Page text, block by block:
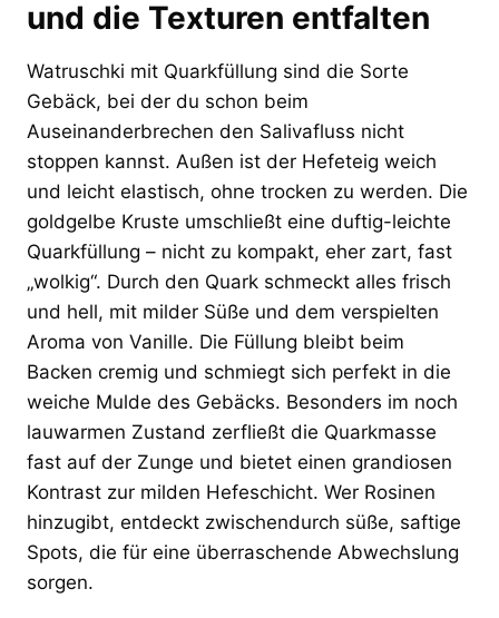
und die Texturen entfalten
Watruschki mit Quarkfüllung sind die Sorte
Gebäck, bei der du schon beim
Auseinanderbrechen den Salivafluss nicht
stoppen kannst. Außen ist der Hefeteig weich
und leicht elastisch, ohne trocken zu werden. Die
goldgelbe Kruste umschließt eine duftig-leichte
Quarkfüllung – nicht zu kompakt, eher zart, fast
„wolkig“. Durch den Quark schmeckt alles frisch
und hell, mit milder Süße und dem verspielten
Aroma von Vanille. Die Füllung bleibt beim
Backen cremig und schmiegt sich perfekt in die
weiche Mulde des Gebäcks. Besonders im noch
lauwarmen Zustand zerfließt die Quarkmasse
fast auf der Zunge und bietet einen grandiosen
Kontrast zur milden Hefeschicht. Wer Rosinen
hinzugibt, entdeckt zwischendurch süße, saftige
Spots, die für eine überraschende Abwechslung
sorgen.